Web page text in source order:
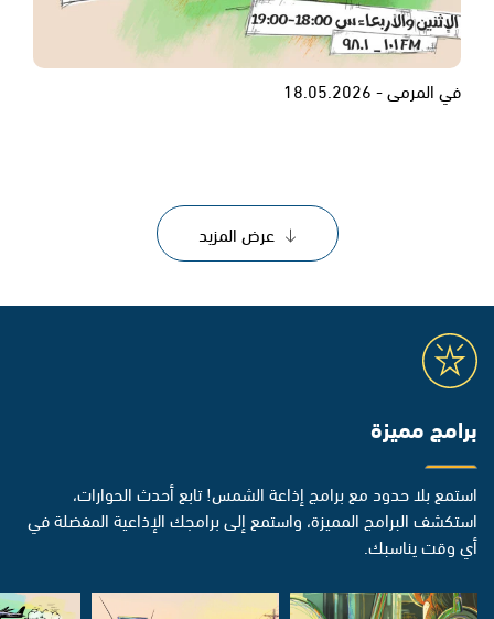
في المرمى - 18.05.2026
عرض المزيد
برامج مميزة
استمع بلا حدود مع برامج إذاعة الشمس! تابع أحدث الحوارات،
استكشف البرامج المميزة، واستمع إلى برامجك الإذاعية المفضلة في
أي وقت يناسبك.